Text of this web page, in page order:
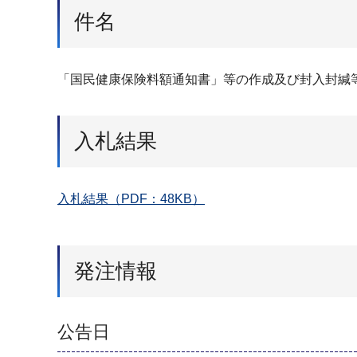
件名
「国⺠健康保険料額通知書」等の作成及び封⼊封緘
入札結果
入札結果（PDF：48KB）
発注情報
公告日